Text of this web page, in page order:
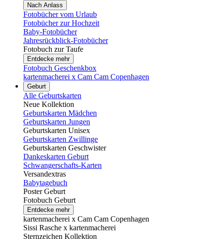
Nach Anlass
Fotobücher vom Urlaub
Fotobücher zur Hochzeit
Baby-Fotobücher
Jahresrückblick-Fotobücher
Fotobuch zur Taufe
Entdecke mehr
Fotobuch Geschenkbox
kartenmacherei x Cam Cam Copenhagen
Geburt
Alle Geburtskarten
Neue Kollektion
Geburtskarten Mädchen
Geburtskarten Jungen
Geburtskarten Unisex
Geburtskarten Zwillinge
Geburtskarten Geschwister
Dankeskarten Geburt
Schwangerschafts-Karten
Versandextras
Babytagebuch
Poster Geburt
Fotobuch Geburt
Entdecke mehr
kartenmacherei x Cam Cam Copenhagen
Sissi Rasche x kartenmacherei
Sternzeichen Kollektion